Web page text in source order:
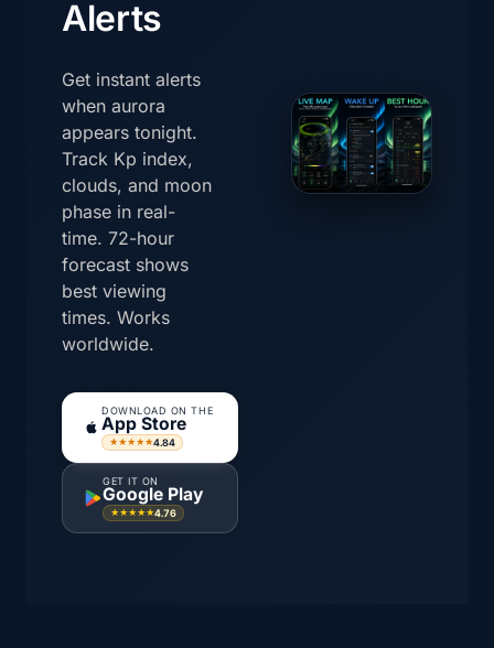
Alerts
Get instant alerts
when aurora
appears tonight.
Track Kp index,
clouds, and moon
phase in real-
time. 72-hour
forecast shows
best viewing
times. Works
worldwide.
DOWNLOAD ON THE
App Store
★★★★★4.84
GET IT ON
Google Play
★★★★★4.76